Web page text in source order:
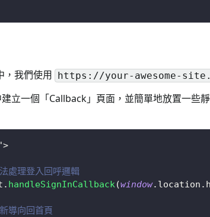
，我們使用 https://your-awesome-
立一個「Callback」頁面，並簡單地放置一
>
理登入回呼邏輯
. handleSignInCallback(window. location .
導向回首頁